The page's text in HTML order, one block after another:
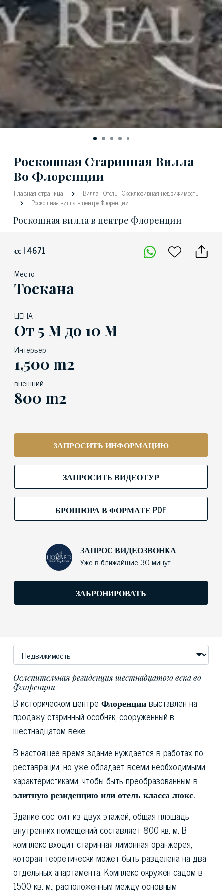
Роскошная Старинная Вилла
Во Флоренции
Главная страница Вилла-Отель-Эксклюзивная недвижимость
Роскошная вилла в центре Флоренции
Роскошная вилла в центре Флоренции
сс | 4671
Место
Тоскана
ЦЕНА
От 5 М до 10 М
Интерьер
1,500 m2
внешний
800 m2
ЗАПРОСИТЬ ИНФОРМАЦИЮ
ЗАПРОСИТЬ ВИДЕОТУР
БРОШЮРА В ФОРМАТЕ PDF
ЗАПРОС ВИДЕОЗВОНКА
Уже в ближайшие 30 минут
ЗАБРОНИРОВАТЬ
Ослепительная резиденция шестнадцатого века во
Флоренции
В историческом центре Флоренциивыставлен на
продажу старинный особняк, сооруженный в
шестнадцатом веке.
В настоящее время здание нуждается в работах по
реставрации, но уже обладает всеми необходимыми
характеристиками, чтобы быть преобразованным в
элитную резиденцию или отель класса люкс.
Здание состоит из двух этажей, общая площадь
внутренних помещений составляет 800 кв. м. В
комплекс входит старинная лимонная оранжерея,
которая теоретически может быть разделена на два
отдельных апартамента. Комплекс окружен садом в
1500 кв. м., расположенным между основным